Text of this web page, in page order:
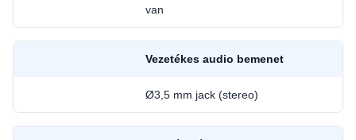
van
Vezetékes audio bemenet
Ø3,5 mm jack (stereo)